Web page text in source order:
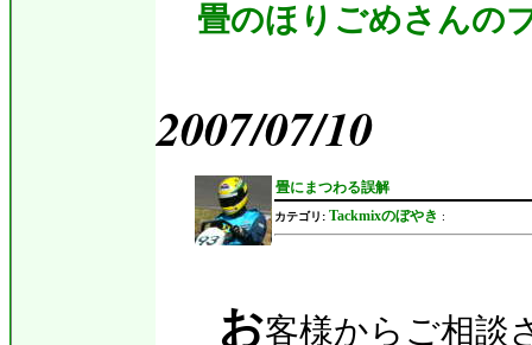
畳のほりごめさんの
2007/07/10
畳にまつわる誤解
カテゴリ: Tackmixのぼやき :
お客様からご相談